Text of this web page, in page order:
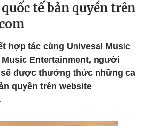
tế bản quyền trên
hợp tác cùng Univesal Music
Music Entertainment, người
sẽ được thưởng thức những ca
quyền trên website